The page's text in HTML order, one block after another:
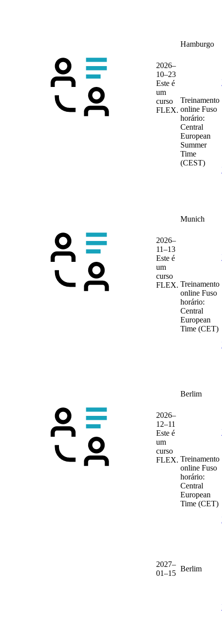
2026–
10–23
Este é
um
curso
FLEX.
Hamburgo
Treinamento
online Fuso
horário:
Central
European
Summer
Time
(CEST)
2026–
11–13
Este é
um
curso
FLEX.
Munich
Treinamento
online Fuso
horário:
Central
European
Time (CET)
2026–
12–11
Este é
um
curso
FLEX.
Berlim
Treinamento
online Fuso
horário:
Central
European
Time (CET)
2027–
01–15
Berlim